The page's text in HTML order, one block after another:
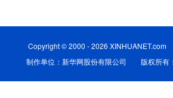
北京 天津 河北
辽宁 吉林 上海
Copyright © 2000 - 2026 XINHUANET.com
制作单位：新华网股份有限公司 版权所有